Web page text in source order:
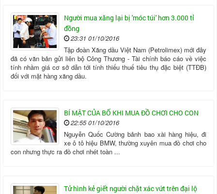
Người mua xăng lại bị 'móc túi' hơn 3.000 tỉ
đồng
23:31 01/10/2016
Tập đoàn Xăng dầu Việt Nam (Petrolimex) mới đây
đã có văn bản gửi liên bộ Công Thương - Tài chính báo cáo về việc
tính nhầm giá cơ sở dẫn tới tính thiếu thuế tiêu thụ đặc biệt (TTĐB)
đối với mặt hàng xăng dầu.
BÍ MẬT CỦA BỐ KHI MUA ĐỒ CHƠI CHO CON
22:55 01/10/2016
Nguyễn Quốc Cường bảnh bao xài hàng hiệu, đi
xe ô tô hiệu BMW, thường xuyên mua đồ chơi cho
con nhưng thực ra đồ chơi nhét toàn ...
Tử hình kẻ giết người chặt xác vứt trên đại lộ